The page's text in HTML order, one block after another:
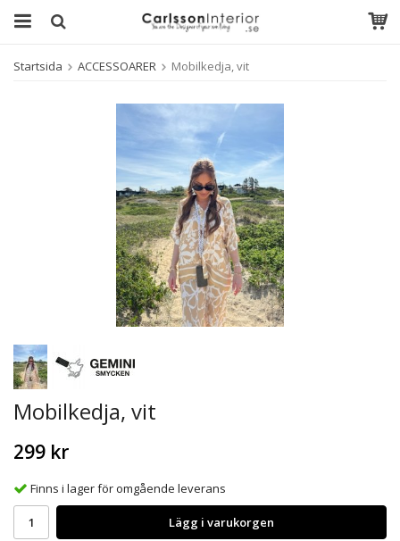
Startsida ACCESSOARER Mobilkedja, vit
Mobilkedja, vit
299 kr
Finns i lager för omgående leverans
Lägg i varukorgen